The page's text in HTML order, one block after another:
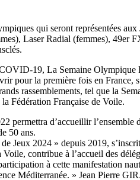
qui seront représentées
Laser Radial (femmes), 49er
19, La Semaine Olympique
pour la première fois en
rassemblements, tel que la
Fédération Française de Voile.
permettra d’accueillir
50 ans.
Jeux 2024 » depuis 2019,
contribue à l’accueil des
à cette manifestation
Méditerranée. » Jean Pierre